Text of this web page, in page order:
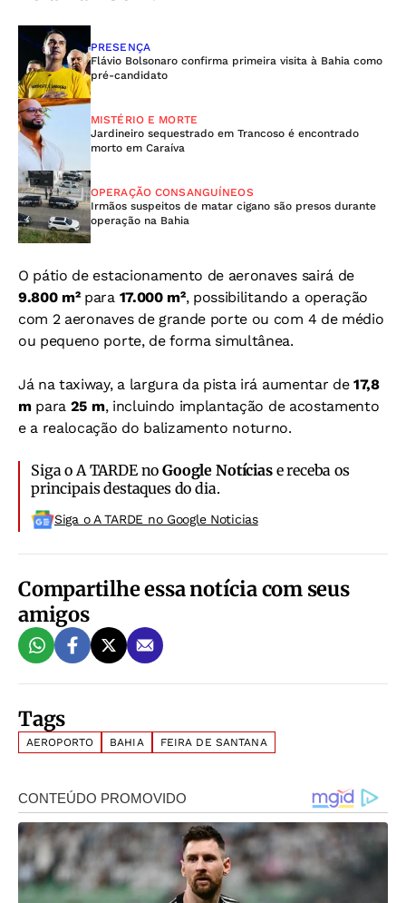
PRESENÇA
Flávio Bolsonaro confirma primeira visita à Bahia como
pré-candidato
MISTÉRIO E MORTE
Jardineiro sequestrado em Trancoso é encontrado
morto em Caraíva
OPERAÇÃO CONSANGUÍNEOS
Irmãos suspeitos de matar cigano são presos durante
operação na Bahia
O pátio de estacionamento de aeronaves sairá de
9.800 m²para 17.000 m², possibilitando a operação
com 2 aeronaves de grande porte ou com 4 de médio
ou pequeno porte, de forma simultânea.
Já na taxiway, a largura da pista irá aumentar de 17,8
mpara 25 m, incluindo implantação de acostamento
e a realocação do balizamento noturno.
Siga o A TARDE noGoogle Notíciase receba os
principais destaques do dia.
Siga o A TARDE no Google Noticias
Compartilhe essa notícia com seus
amigos
Tags
AEROPORTO BAHIA FEIRA DE SANTANA